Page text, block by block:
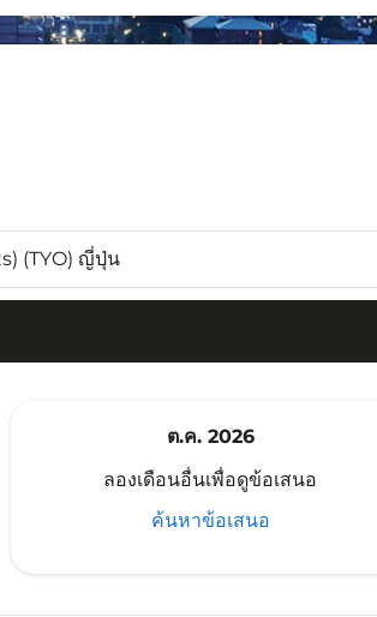
ต.ค. 2026
ลองเดือนอื่นเพื่อดูข้อเสนอ
ค้นหาข้อเสนอ